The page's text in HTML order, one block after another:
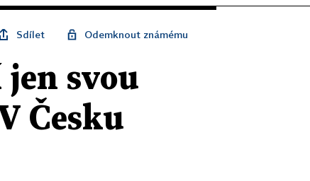
Sdílet Odemknout známému
svou
Česku